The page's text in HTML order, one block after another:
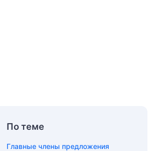
По теме
Главные члены предложения